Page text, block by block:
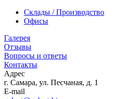
Склады / Производство
Офисы
Галерея
Отзывы
Вопросы и ответы
Контакты
Адрес
г. Самара, ул. Песчаная, д. 1
E-mail